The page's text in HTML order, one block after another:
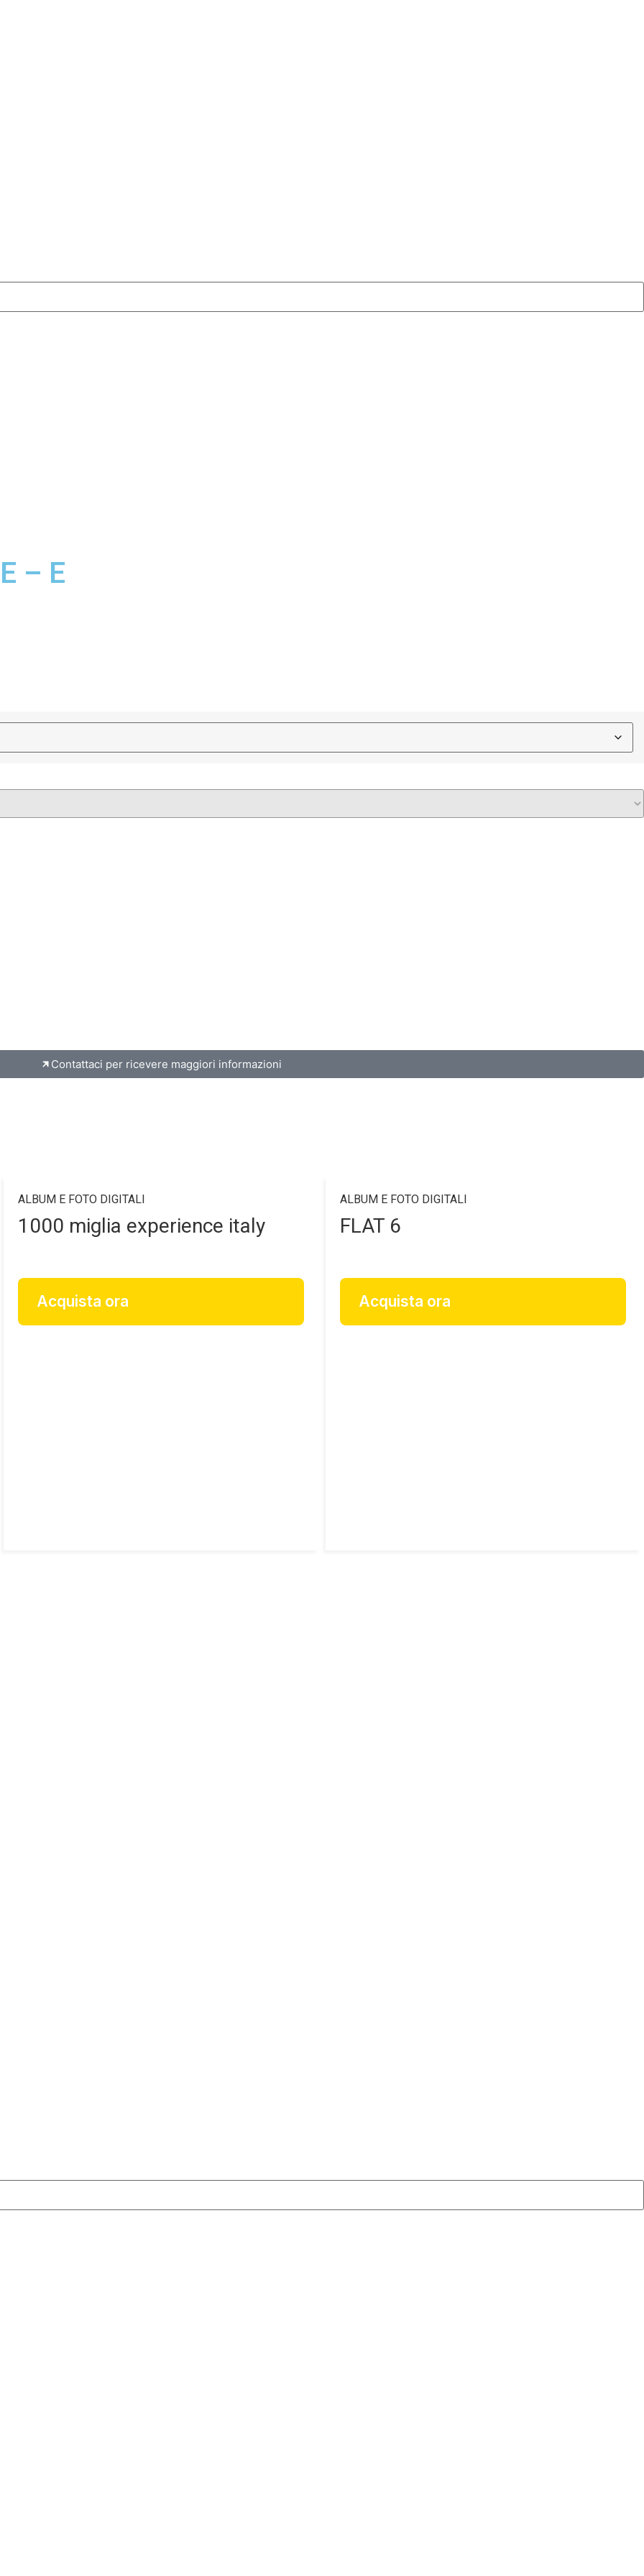
– E
Contattaci per ricevere maggiori informazioni
ALBUM E FOTO DIGITALI
1000 miglia experience italy
Acquista ora
ALBUM E FOTO DIGITALI
FLAT 6
Acquista ora